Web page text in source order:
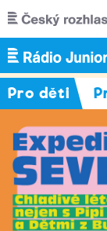
Přejít k hlavnímu
Pro děti